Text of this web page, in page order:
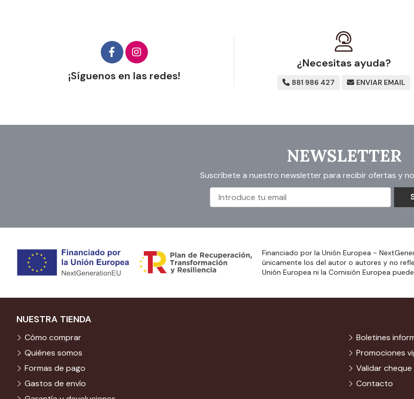
¡Síguenos en las redes!
¿Necesitas ayuda?
881 986 427 ENVIAR EMAIL
NEWSLETTER
Suscríbete a nuestro newsletter para recibir ofertas y
Financiado por la Unión Europea -
únicamente los del autor o autores y no
Unión Europea ni la Comisión Europea
NUESTRA TIENDA
Cómo comprar
Quiénes somos
Formas de pago
Gastos de envío
Boletines
Promociones
Validar cheque
Contacto